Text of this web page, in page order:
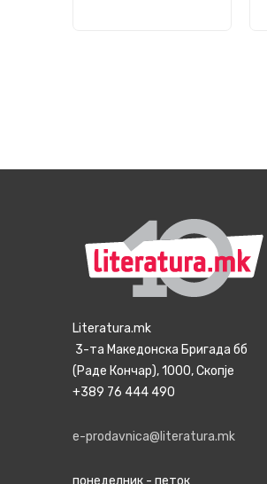
Literatura.mk
3-та Македонска Бригада бб
(Раде Кончар), 1000, Скопје
+389 76 444 490
e-prodavnica@literatura.mk
понеделник - петок